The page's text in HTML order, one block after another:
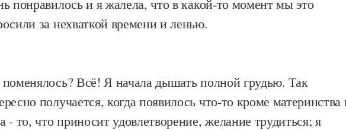
понравилось и я жалела, что в какой-то момент мы это
за нехваткой времени и ленью.
Всё! Я начала дышать полной грудью. Так
получается, когда появилось что-то кроме материнства
- то, что приносит удовлетворение, желание трудиться; я